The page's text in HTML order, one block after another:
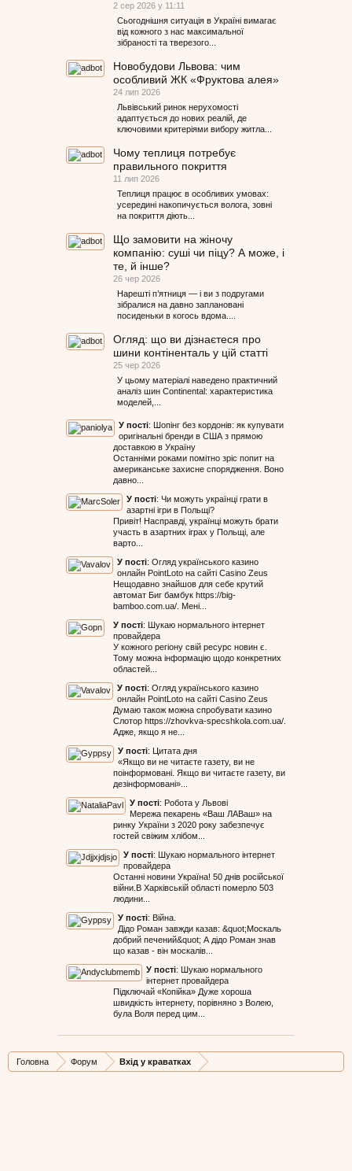
2 сер 2026 у 11:11
Сьогоднішня ситуація в Україні вимагає
від кожного з нас максимальної
зібраності та тверезого...
Новобудови Львова: чим
особливий ЖК «Фруктова алея»
24 лип 2026
Львівський ринок нерухомості
адаптується до нових реалій, де
ключовими критеріями вибору житла...
Чому теплиця потребує
правильного покриття
11 лип 2026
Теплиця працює в особливих умовах:
усередині накопичується волога, зовні
на покриття діють...
Що замовити на жіночу
компанію: суші чи піцу? А може, і
те, й інше?
26 чер 2026
Нарешті п’ятниця — і ви з подругами
зібралися на давно заплановані
посиденьки в когось вдома....
Огляд: що ви дізнаєтеся про
шини контіненталь у цій статті
25 чер 2026
У цьому матеріалі наведено практичний
аналіз шин Continental: характеристика
моделей,...
У пості: Шопінг без кордонів: як купувати
оригінальні бренди в США з прямою
доставкою в Україну
Останніми роками помітно зріс попит на
американське захисне спорядження. Воно
давно...
У пості: Чи можуть українці грати в
азартні ігри в Польщі?
Привіт! Насправді, українці можуть брати
участь в азартних іграх у Польщі, але
варто...
У пості: Огляд українського казино
онлайн PointLoto на сайті Casino Zeus
Нещодавно знайшов для себе крутий
автомат Биг бамбук https://big-
bamboo.com.ua/. Мені...
У пості: Шукаю нормального інтернет
провайдера
У кожного регіону свій ресурс новин є.
Тому можна інформацію щодо конкретних
областей...
У пості: Огляд українського казино
онлайн PointLoto на сайті Casino Zeus
Думаю також можна спробувати казино
Слотор https://zhovkva-specshkola.com.ua/.
Адже, якщо я не...
У пості: Цитата дня
«Якщо ви не читаєте газету, ви не
поінформовані. Якщо ви читаєте газету, ви
дезінформовані»...
У пості: Робота у Львові
Мережа пекарень «Ваш ЛАВаш» на
ринку України з 2020 року забезпечує
гостей свіжим хлібом...
У пості: Шукаю нормального інтернет
провайдера
Останні новини Україна! 50 днів російської
війни.В Харківській області померло 503
людини...
У пості: Війна.
Дідо Роман завжди казав: &quot;Москаль
добрий печений&quot; А дідо Роман знав
що казав - він москалів...
У пості: Шукаю нормального
інтернет провайдера
Підключай «Копійка» Дуже хороша
швидкість інтернету, порівняно з Волею,
була Воля перед цим...
Головна Форум Вхід у краватках